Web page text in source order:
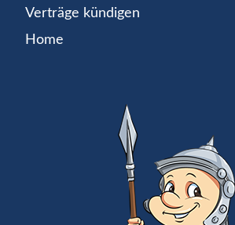
Verträge kündigen
Home